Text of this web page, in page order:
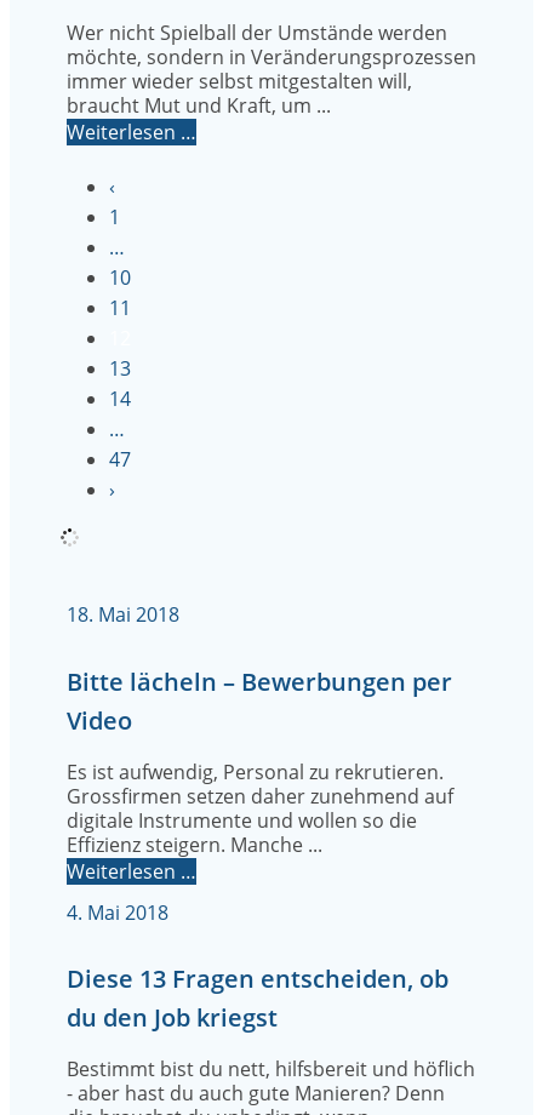
Wer nicht Spielball der Umstände werden
möchte, sondern in Veränderungsprozessen
immer wieder selbst mitgestalten will,
braucht Mut und Kraft, um ...
Weiterlesen …
‹
1
…
10
11
13
14
…
47
›
18. Mai 2018
Bitte lächeln – Bewerbungen per
Video
Es ist aufwendig, Personal zu rekrutieren.
Grossfirmen setzen daher zunehmend auf
digitale Instrumente und wollen so die
Effizienz steigern. Manche ...
Weiterlesen …
4. Mai 2018
Diese 13 Fragen entscheiden, ob
du den Job kriegst
Bestimmt bist du nett, hilfsbereit und höflich
- aber hast du auch gute Manieren? Denn